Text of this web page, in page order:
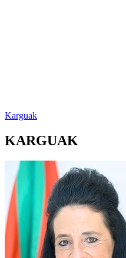
Karguak
KARGUAK